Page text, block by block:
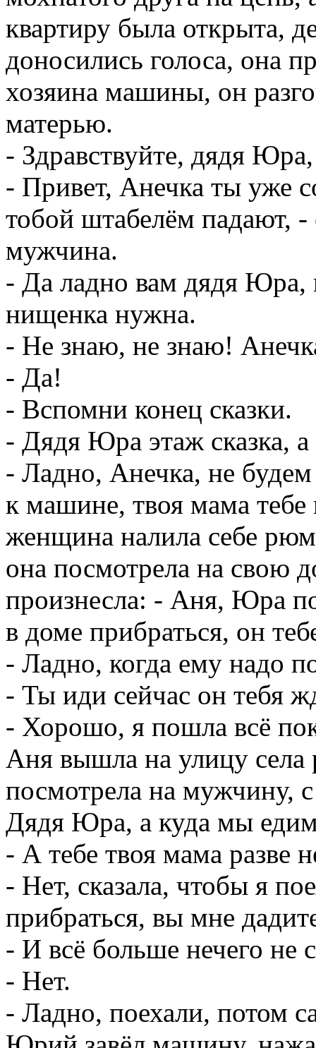
квартиру была открыта,
доносились голоса, она
хозяина машины, он
матерью.
- Здравствуйте, дядя
- Привет, Анечка ты уже
тобой штабелём падают, -
мужчина.
- Да ладно вам дядя Юра,
нищенка нужна.
- Не знаю, не знаю!
- Да!
- Вспомни конец сказки.
- Дядя Юра этаж сказка,
- Ладно, Анечка, не
к машине, твоя мама
женщина налила себе
она посмотрела на свою
произнесла: - Аня, Юра
в доме прибраться, он
- Ладно, когда ему надо
- Ты иди сейчас он тебя
- Хорошо, я пошла всё
Аня вышла на улицу
посмотрела на мужчину,
Дядя Юра, а куда мы
- А тебе твоя мама разве
- Нет, сказала, чтобы я
прибраться, вы мне
- И всё больше нечего не
- Нет.
- Ладно, поехали, потом